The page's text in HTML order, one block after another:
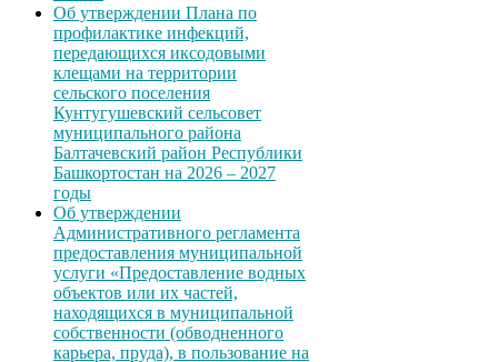
Об утверждении Плана по
профилактике инфекций,
передающихся иксодовыми
клещами на территории
сельского поселения
Кунтугушевский сельсовет
муниципального района
Балтачевский район Республики
Башкортостан на 2026 – 2027
годы
Об утверждении
Административного регламента
предоставления муниципальной
услуги «Предоставление водных
объектов или их частей,
находящихся в муниципальной
собственности (обводненного
карьера, пруда), в пользование на